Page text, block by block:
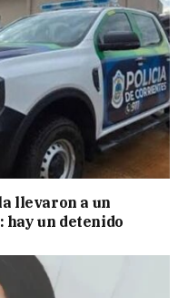
llevaron a un
un detenido